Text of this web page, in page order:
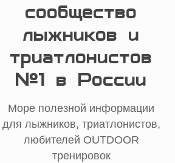
сообщество
лыжников и
триатлонистов
№1 в России
Море полезной информации
для лыжников, триатлонистов,
любителей OUTDOOR
тренировок